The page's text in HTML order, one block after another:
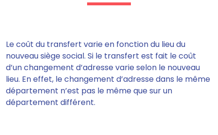
Le coût du transfert varie en fonction du lieu du
nouveau siège social. Si le transfert est fait le coût
d’un changement d’adresse varie selon le nouveau
lieu. En effet, le changement d’adresse dans le même
département n’est pas le même que sur un
département différent.